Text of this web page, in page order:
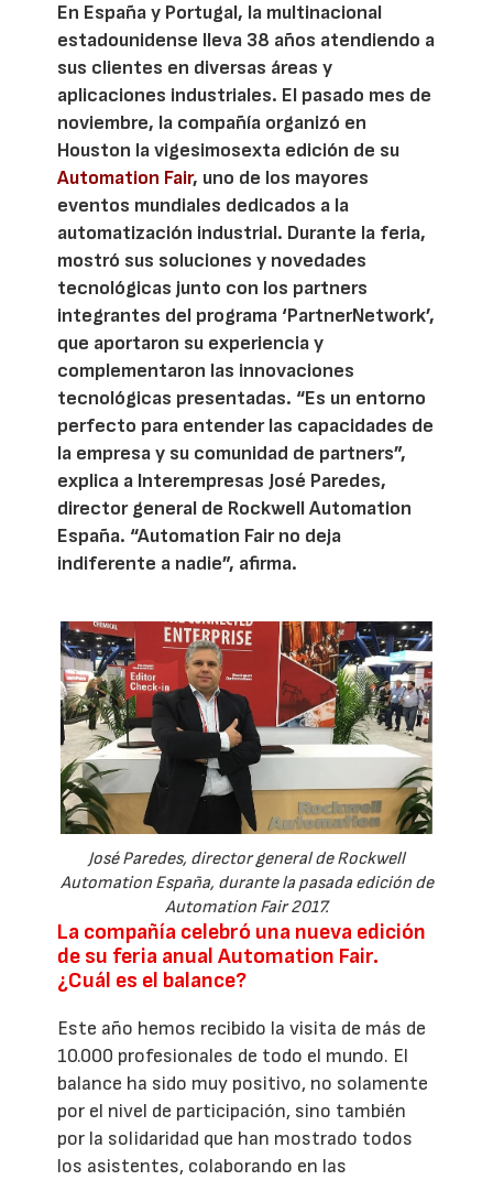
En España y Portugal, la multinacional
estadounidense lleva 38 años atendiendo a
sus clientes en diversas áreas y
aplicaciones industriales. El pasado mes de
noviembre, la compañía organizó en
Houston la vigesimosexta edición de su
Automation Fair, uno de los mayores
eventos mundiales dedicados a la
automatización industrial. Durante la feria,
mostró sus soluciones y novedades
tecnológicas junto con los partners
integrantes del programa ‘PartnerNetwork’,
que aportaron su experiencia y
complementaron las innovaciones
tecnológicas presentadas. “Es un entorno
perfecto para entender las capacidades de
la empresa y su comunidad de partners”,
explica a Interempresas José Paredes,
director general de Rockwell Automation
España. “Automation Fair no deja
indiferente a nadie”, afirma.
José Paredes, director general de Rockwell
Automation España, durante la pasada edición de
Automation Fair 2017.
La compañía celebró una nueva edición
de su feria anual Automation Fair.
¿Cuál es el balance?
Este año hemos recibido la visita de más de
10.000 profesionales de todo el mundo. El
balance ha sido muy positivo, no solamente
por el nivel de participación, sino también
por la solidaridad que han mostrado todos
los asistentes, colaborando en las